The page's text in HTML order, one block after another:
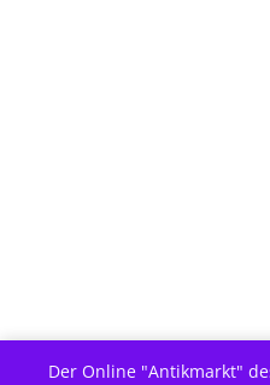
Der Online "Antikmarkt"